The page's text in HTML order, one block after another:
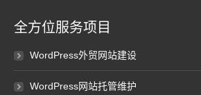
全方位服务项目
WordPress外贸网站建设
WordPress网站托管维护